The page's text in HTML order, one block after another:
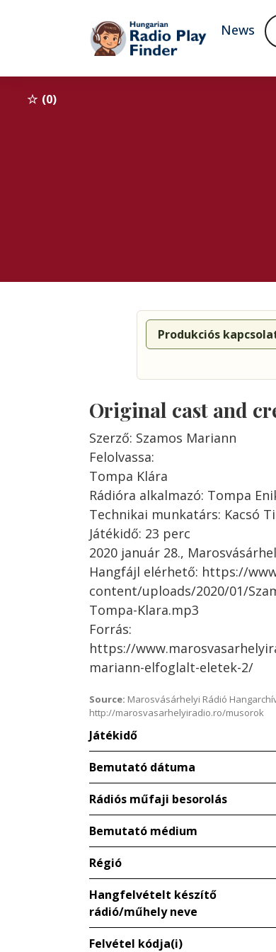
News
0
Produkciós
Original cast and
Szerző: Szamos Mariann
Felolvassa:
Tompa Klára
Rádióra alkalmazó: Tompa
Technikai munkatárs: Kacsó
Játékidő: 23 perc
2020 január 28.,
Hangfájl elérhető: https://
content/uploads/2020/01/
Tompa-Klara.mp3
Forrás:
https://
mariann-elfoglalt-eletek-2/
Source: Marosvásárhelyi Rádió
http://marosvasarhelyiradio.ro/musorok
Játékidő
Bemutató dátuma
Rádiós műfaji besorolás
Bemutató médium
Régió
Hangfelvételt készítő
rádió/műhely neve
Felvétel kódja(i)